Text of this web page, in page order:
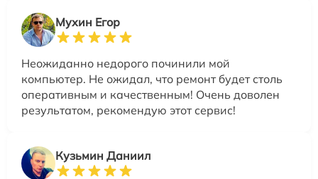
Мухин Егор
Неожиданно недорого починили мой
компьютер. Не ожидал, что ремонт будет столь
оперативным и качественным! Очень доволен
результатом, рекомендую этот сервис!
Кузьмин Даниил